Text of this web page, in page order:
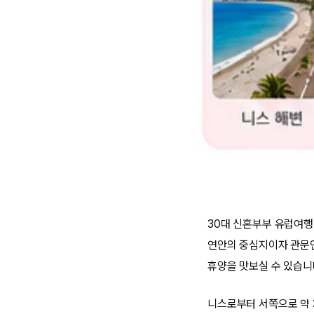
30대 신혼부부 유럽여
연안의 중심지이자 관
휴양을 맛보실 수 있습
니스로부터 서쪽으로